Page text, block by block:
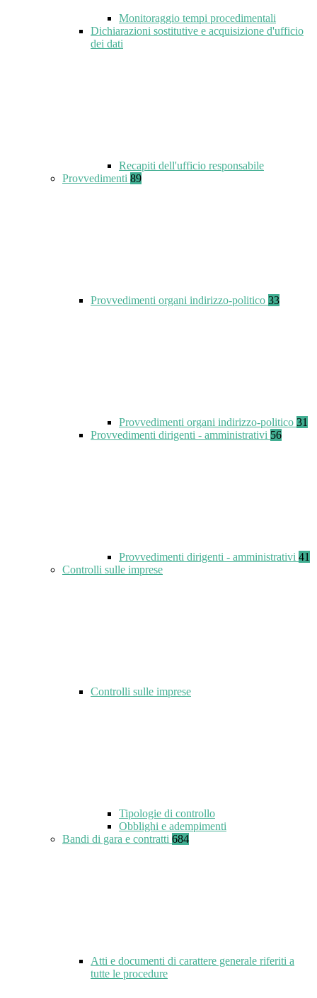
Monitoraggio tempi procedimentali
Dichiarazioni sostitutive e acquisizione d'ufficio
dei dati
Recapiti dell'ufficio responsabile
Provvedimenti 89
Provvedimenti organi indirizzo-politico 33
Provvedimenti organi indirizzo-politico 31
Provvedimenti dirigenti - amministrativi 56
Provvedimenti dirigenti - amministrativi 41
Controlli sulle imprese
Controlli sulle imprese
Tipologie di controllo
Obblighi e adempimenti
Bandi di gara e contratti 684
Atti e documenti di carattere generale riferiti a
tutte le procedure